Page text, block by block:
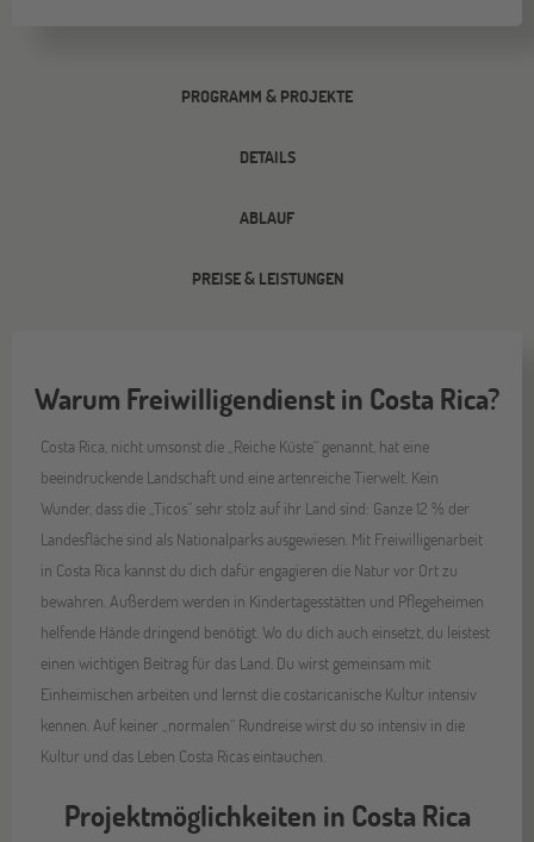
PROGRAMM & PROJEKTE
DETAILS
ABLAUF
PREISE & LEISTUNGEN
Warum Freiwilligendienst in Costa Rica?
Costa Rica, nicht umsonst die „Reiche Küste“ genannt, hat eine
beeindruckende Landschaft und eine artenreiche Tierwelt. Kein
Wunder, dass die „Ticos” sehr stolz auf ihr Land sind: Ganze 12 % der
Landesfläche sind als Nationalparks ausgewiesen. Mit Freiwilligenarbeit
in Costa Rica kannst du dich dafür engagieren die Natur vor Ort zu
bewahren. Außerdem werden in Kindertagesstätten und Pflegeheimen
helfende Hände dringend benötigt. Wo du dich auch einsetzt, du leistest
einen wichtigen Beitrag für das Land. Du wirst gemeinsam mit
Einheimischen arbeiten und lernst die costaricanische Kultur intensiv
kennen. Auf keiner „normalen“ Rundreise wirst du so intensiv in die
Kultur und das Leben Costa Ricas eintauchen.
Projektmöglichkeiten in Costa Rica